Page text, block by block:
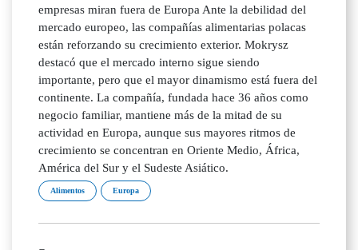
empresas miran fuera de Europa Ante la debilidad del
mercado europeo, las compañías alimentarias polacas
están reforzando su crecimiento exterior. Mokrysz
destacó que el mercado interno sigue siendo
importante, pero que el mayor dinamismo está fuera del
continente. La compañía, fundada hace 36 años como
negocio familiar, mantiene más de la mitad de su
actividad en Europa, aunque sus mayores ritmos de
crecimiento se concentran en Oriente Medio, África,
América del Sur y el Sudeste Asiático.
Alimentos Europa